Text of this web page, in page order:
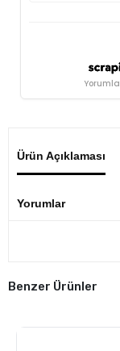
Ürün Açıklaması
Yorumlar
Benzer Ürünler